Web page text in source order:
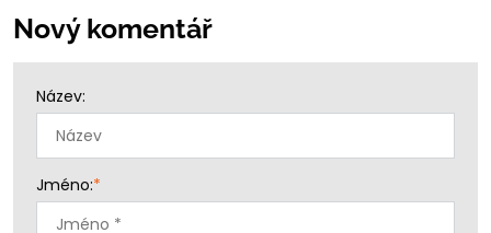
Nový komentář
Název:
Jméno:*